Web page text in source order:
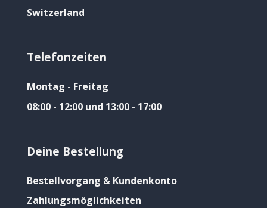
Switzerland
Telefonzeiten
Montag - Freitag
08:00 - 12:00 und 13:00 - 17:00
Deine Bestellung
Bestellvorgang & Kundenkonto
Zahlungsmöglichkeiten